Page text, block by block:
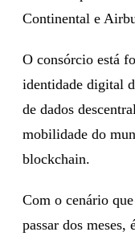
Continental e
O consórcio está
identidade digital
de dados
mobilidade do
blockchain.
Com o cenário
passar dos meses,